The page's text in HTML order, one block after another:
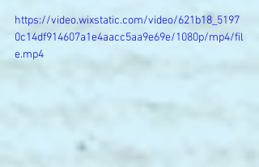
https://video.wixstatic.com/video/621b18_5197
0c14df914607a1e4aacc5aa9e69e/1080p/mp4/fil
e.mp4